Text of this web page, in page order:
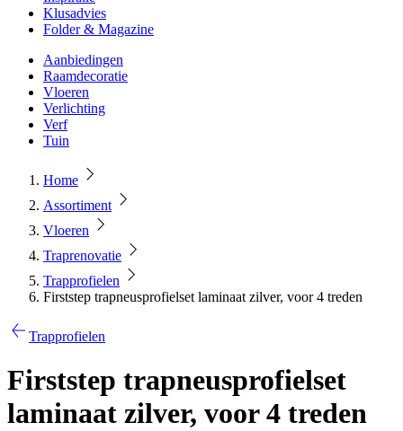
Klusadvies
Folder & Magazine
Aanbiedingen
Raamdecoratie
Vloeren
Verlichting
Verf
Tuin
Home
Assortiment
Vloeren
Traprenovatie
Trapprofielen
Firststep trapneusprofielset laminaat zilver, voor 4 treden
Trapprofielen
Firststep trapneusprofielset
laminaat zilver, voor 4 treden